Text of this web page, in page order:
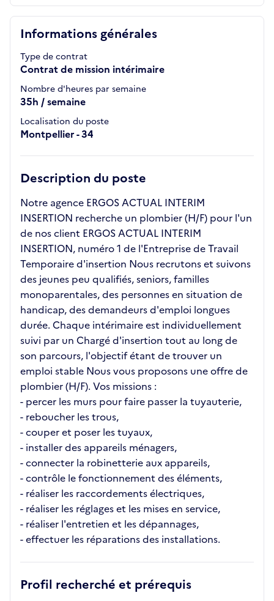
Informations générales
Type de contrat
Contrat de mission intérimaire
Nombre d'heures par semaine
35h / semaine
Localisation du poste
Montpellier - 34
Description du poste
Notre agence ERGOS ACTUAL INTERIM
INSERTION recherche un plombier (H/F) pour l'un
de nos client ERGOS ACTUAL INTERIM
INSERTION, numéro 1 de l'Entreprise de Travail
Temporaire d'insertion Nous recrutons et suivons
des jeunes peu qualifiés, seniors, familles
monoparentales, des personnes en situation de
handicap, des demandeurs d'emploi longues
durée. Chaque intérimaire est individuellement
suivi par un Chargé d'insertion tout au long de
son parcours, l'objectif étant de trouver un
emploi stable Nous vous proposons une offre de
plombier (H/F). Vos missions :
- percer les murs pour faire passer la tuyauterie,
- reboucher les trous,
- couper et poser les tuyaux,
- installer des appareils ménagers,
- connecter la robinetterie aux appareils,
- contrôle le fonctionnement des éléments,
- réaliser les raccordements électriques,
- réaliser les réglages et les mises en service,
- réaliser l'entretien et les dépannages,
- effectuer les réparations des installations.
Profil recherché et prérequis